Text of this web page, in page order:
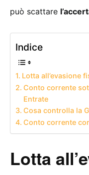
può scattare
Indice
Lotta all’evasione
Conto corrente
Entrate
Cosa controlla la
Conto corrente
Lotta